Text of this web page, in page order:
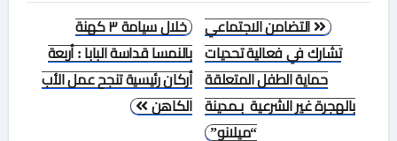
تصفّح
المقالات
خلال سيامة ٣ كهنة
بالنمسا قداسة البابا : أربعة
أركان رئيسية تنجح عمل الأب
الكاهن
التضامن الاجتماعي
تشارك في فعالية تحديات
حماية الطفل المتعلقة
بالهجرة غير الشرعية بـمدينة
“ميلانو”